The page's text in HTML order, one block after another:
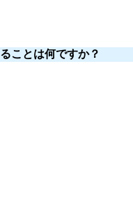
ことは何ですか？